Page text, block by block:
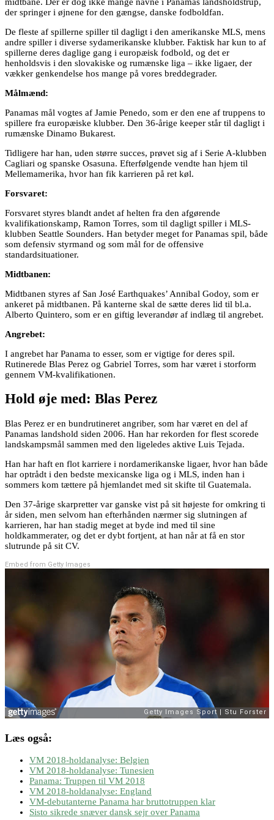
der springer i øjnene for den gængse, danske fodboldfan.
De fleste af spillerne spiller til dagligt i den amerikanske MLS, mens
andre spiller i diverse sydamerikanske klubber. Faktisk har kun to af
spillerne deres daglige gang i europæisk fodbold, og det er
henholdsvis i den slovakiske og rumænske liga – ikke ligaer, der
vækker genkendelse hos mange på vores breddegrader.
Målmænd:
Panamas mål vogtes af Jamie Penedo, som er den ene af truppens to
spillere fra europæiske klubber. Den 36-årige keeper står til dagligt i
rumænske Dinamo Bukarest.
Tidligere har han, uden større succes, prøvet sig af i Serie A-klubben
Cagliari og spanske Osasuna. Efterfølgende vendte han hjem til
Mellemamerika, hvor han fik karrieren på ret køl.
Forsvaret:
Forsvaret styres blandt andet af helten fra den afgørende
kvalifikationskamp, Ramon Torres, som til dagligt spiller i MLS-
klubben Seattle Sounders. Han betyder meget for Panamas spil, både
som defensiv styrmand og som mål for de offensive
standardsituationer.
Midtbanen:
Midtbanen styres af San José Earthquakes’ Annibal Godoy, som er
ankeret på midtbanen. På kanterne skal de sætte deres lid til bl.a.
Alberto Quintero, som er en giftig leverandør af indlæg til angrebet.
Angrebet:
I angrebet har Panama to esser, som er vigtige for deres spil.
Rutinerede Blas Perez og Gabriel Torres, som har været i storform
gennem VM-kvalifikationen.
Hold øje med: Blas Perez
Blas Perez er en bundrutineret angriber, som har været en del af
Panamas landshold siden 2006. Han har rekorden for flest scorede
landskampsmål sammen med den ligeledes aktive Luis Tejada.
Han har haft en flot karriere i nordamerikanske ligaer, hvor han både
har optrådt i den bedste mexicanske liga og i MLS, inden han i
sommers kom tættere på hjemlandet med sit skifte til Guatemala.
Den 37-årige skarpretter var ganske vist på sit højeste for omkring ti
år siden, men selvom han efterhånden nærmer sig slutningen af
karrieren, har han stadig meget at byde ind med til sine
holdkammerater, og det er dybt fortjent, at han når at få en stor
slutrunde på sit CV.
Embed from Getty Images
Læs også:
VM 2018-holdanalyse: Belgien
VM 2018-holdanalyse: Tunesien
Panama: Truppen til VM 2018
VM 2018-holdanalyse: England
VM-debutanterne Panama har bruttotruppen klar
Sisto sikrede snæver dansk sejr over Panama